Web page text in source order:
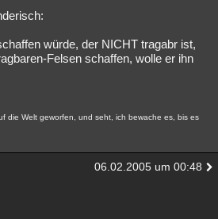
würde, der NICHT tragabr ist,
Felsen schaffen, wolle er ihn
die Welt geworfen, und seht, ich bewache es, bis es
06.02.2005 um 00:48